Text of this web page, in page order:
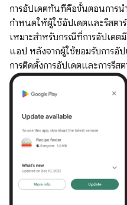
การอัปเดตทันทีคือขั้นตอนการน
กำหนดให้ผู้ใช้อัปเดตและรีสต
เหมาะสําหรับกรณีที่การอัปเด
แอป หลังจากผู้ใช้ยอมรับการอั
การติดตั้งการอัปเดตและการรีส